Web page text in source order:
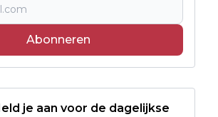
Abonneren
je aan voor de dagelijkse